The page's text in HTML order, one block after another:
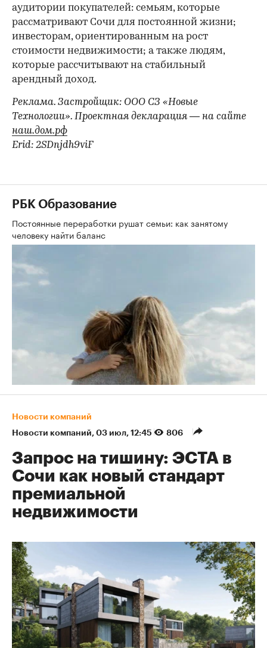
аудитории покупателей: семьям, которые
рассматривают Сочи для постоянной жизни;
инвесторам, ориентированным на рост
стоимости недвижимости; а также людям,
которые рассчитывают на стабильный
арендный доход.
Реклама. Застройщик: ООО СЗ «Новые
Технологии». Проектная декларация — на сайте
наш.дом.рф
Erid: 2SDnjdh9viF
РБК Образование
Постоянные переработки рушат семьи: как занятому
человеку найти баланс
Новости компаний
Новости компаний⁠, 03 июл, 12:45 806
Запрос на тишину: ЭСТА в
Сочи как новый стандарт
премиальной
недвижимости